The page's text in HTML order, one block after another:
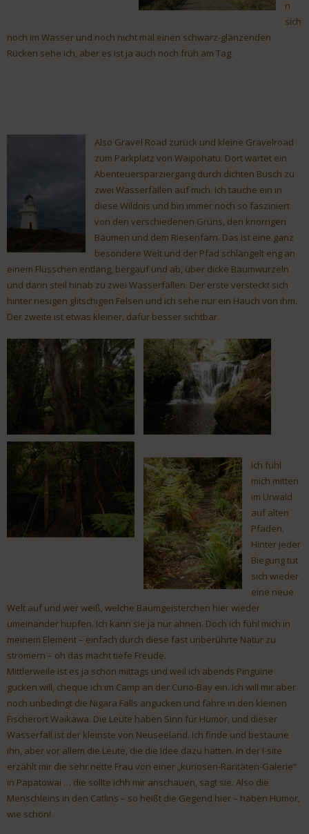
n
sich
noch im Wasser und noch nicht mal einen schwarz-glänzenden
Rücken sehe ich, aber es ist ja auch noch früh am Tag.
Also Gravel Road zurück und kleine Gravelroad
zum Parkplatz von Waipohatu. Dort wartet ein
Abenteuersparziergang durch dichten Busch zu
zwei Wasserfällen auf mich. Ich tauche ein in
diese Wildnis und bin immer noch so fasziniert
von den verschiedenen Grüns, den knorrigen
Bäumen und dem Riesenfarn. Das ist eine ganz
besondere Welt und der Pfad schlängelt eng an
einem Flüsschen entlang, bergauf und ab, über dicke Baumwurzeln
und dann steil hinab zu zwei Wasserfällen. Der erste versteckt sich
hinter riesigen glitschigen Felsen und ich sehe nur ein Hauch von ihm.
Der zweite ist etwas kleiner, dafür besser sichtbar.
Ich fühl
mich mitten
im Urwald
auf alten
Pfaden.
Hinter jeder
Biegung tut
sich wieder
eine neue
Welt auf und wer weiß, welche Baumgeisterchen hier wieder
umeinander hupfen. Ich kann sie ja nur ahnen. Doch ich fühl mich in
meinem Element – einfach durch diese fast unberührte Natur zu
stromern – oh das macht tiefe Freude.
Mittlerweile ist es ja schon mittags und weil ich abends Pinguine
gucken will, cheque ich im Camp an der Curio-Bay ein. Ich will mir aber
noch unbedingt die Nigara Falls angucken und fahre in den kleinen
Fischerort Waikawa. Die Leute haben Sinn für Humor, und dieser
Wasserfall ist der kleinste von Neuseeland. Ich finde und bestaune
ihn, aber vor allem die Leute, die die Idee dazu hatten. In der I-site
erzählt mir die sehr nette Frau von einer „kuriosen-Raritäten-Galerie“
in Papatowai … die sollte ichh mir anschauen, sagt sie. Also die
Menschleins in den Catlins – so heißt die Gegend hier – haben Humor,
wie schön!